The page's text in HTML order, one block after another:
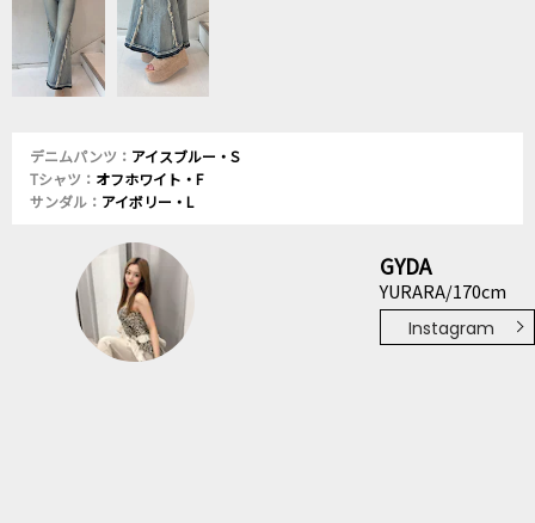
デニムパンツ： アイスブルー・S
Tシャツ： オフホワイト・F
サンダル： アイボリー・L
GYDA
YURARA/170cm
Instagram